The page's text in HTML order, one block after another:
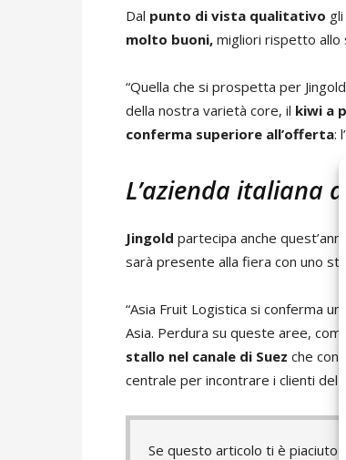
Dal punto di vista qualitativo
molto buoni, migliori rispetto allo
“Quella che si prospetta per
della nostra varietà core, il kiwi a
conferma superiore all’offerta:
L’azienda italiana
Jingold partecipa anche
sarà presente alla fiera con uno
“Asia Fruit Logistica si conferma
Asia. Perdura su queste aree,
stallo nel canale di Suez che
centrale per incontrare i clienti del
Se questo articolo ti è piaciuto